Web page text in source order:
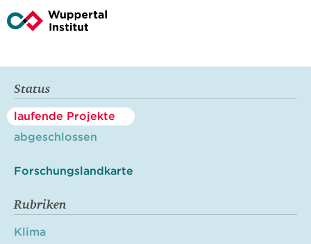
Status
laufende Projekte
abgeschlossen
Forschungslandkarte
Rubriken
Klima